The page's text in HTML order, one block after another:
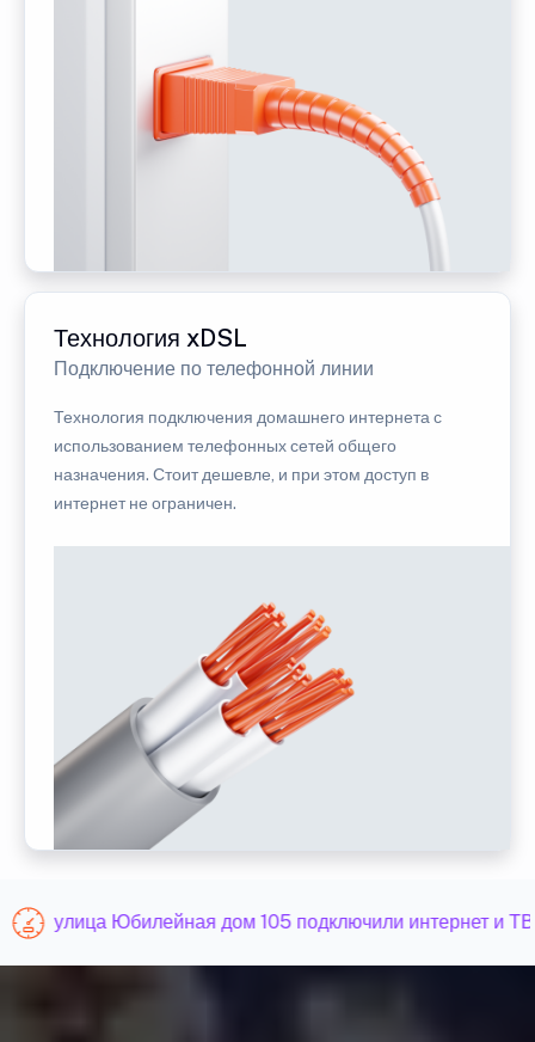
Технология xDSL
Подключение по телефонной линии
Технология подключения домашнего интернета с
использованием телефонных сетей общего
назначения. Стоит дешевле, и при этом доступ в
интернет не ограничен.
улица Юбилейная дом 105 подключили интернет и ТВ